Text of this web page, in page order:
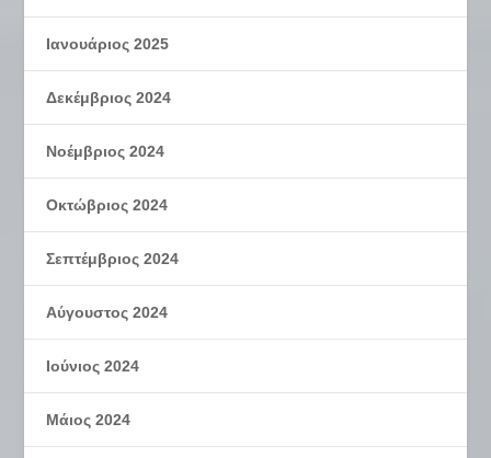
Ιανουάριος 2025
Δεκέμβριος 2024
Νοέμβριος 2024
Οκτώβριος 2024
Σεπτέμβριος 2024
Αύγουστος 2024
Ιούνιος 2024
Μάιος 2024